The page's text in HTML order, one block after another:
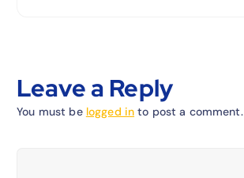
Leave a Reply
You must be logged in to post a comment.